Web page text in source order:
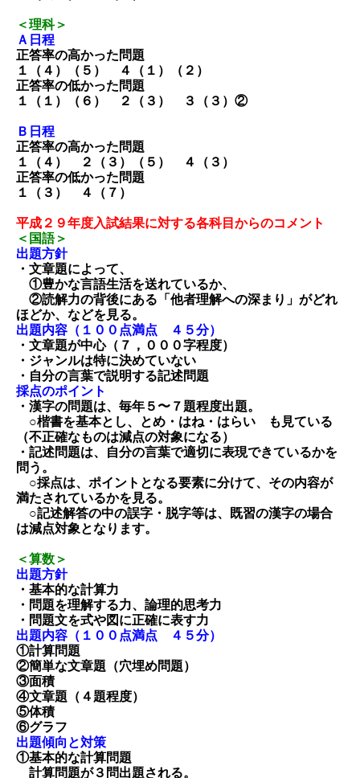
＜理科＞
Ａ日程
正答率の高かった問題
１（４）（５） ４（１）（２）
正答率の低かった問題
１（１）（６） ２（３） ３（３）②
Ｂ日程
正答率の高かった問題
１（４） ２（３）（５） ４（３）
正答率の低かった問題
１（３） ４（７）
平成２９年度入試結果に対する各科目からのコメント
＜国語＞
出題方針
・文章題によって、
①豊かな言語生活を送れているか、
②読解力の背後にある「他者理解への深まり」がどれ
ほどか、などを見る。
出題内容（１００点満点 ４５分）
・文章題が中心（７，０００字程度）
・ジャンルは特に決めていない
・自分の言葉で説明する記述問題
採点のポイント
・漢字の問題は、毎年５〜７題程度出題。
○楷書を基本とし、とめ・はね・はらい も見ている
（不正確なものは減点の対象になる）
・記述問題は、自分の言葉で適切に表現できているかを
問う。
○採点は、ポイントとなる要素に分けて、その内容が
満たされているかを見る。
○記述解答の中の誤字・脱字等は、既習の漢字の場合
は減点対象となります。
＜算数＞
出題方針
・基本的な計算力
・問題を理解する力、論理的思考力
・問題文を式や図に正確に表す力
出題内容（１００点満点 ４５分）
①計算問題
②簡単な文章題（穴埋め問題）
③面積
④文章題（４題程度）
⑤体積
⑥グラフ
出題傾向と対策
①基本的な計算問題
計算問題が３問出題される。